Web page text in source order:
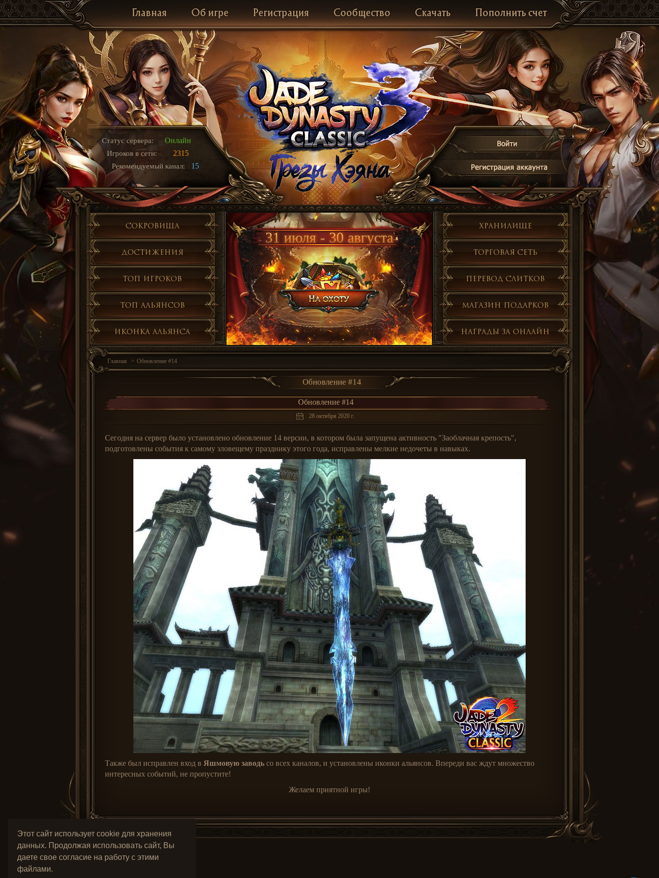
Этот сайт использует cookie для хранения
данных. Продолжая использовать сайт, Вы
даете свое согласие на работу с этими
файлами.
Главная Об игре Регистрация Сообщество Скачать Пополнить счет
Статус сервера: Онлайн
Игроков в сети: 2315
Рекомендуемый канал: 15
Сокровища
Достижения
Топ игроков
Топ альянсов
Иконка альянса
31 июля - 30 августа
Хранилище
Торговая сеть
Перевод слитков
Магазин подарков
Награды за онлайн
Главная Обновление #14
Обновление #14
Обновление #14
28 октября 2020 г.
Сегодня на сервер было установлено обновление 14 версии, в котором была запущена активность "Заоблачная крепость",
подготовлены события к самому зловещему празднику этого года, исправлены мелкие недочеты в навыках.
Также был исправлен вход в Яшмовую заводь со всех каналов, и установлены иконки альянсов. Впереди вас ждут множество
интересных событий, не пропустите!
Желаем приятной игры!